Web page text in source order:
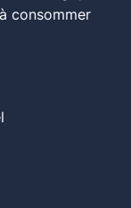
consommer